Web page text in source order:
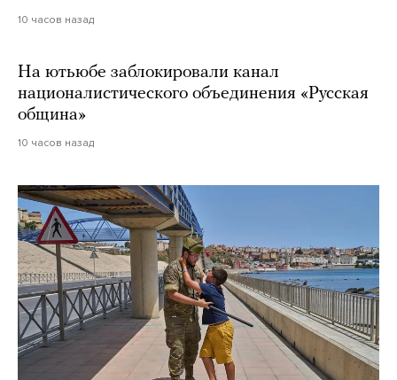
10 часов назад
На ютьюбе заблокировали канал
националистического объединения «Русская
община»
10 часов назад